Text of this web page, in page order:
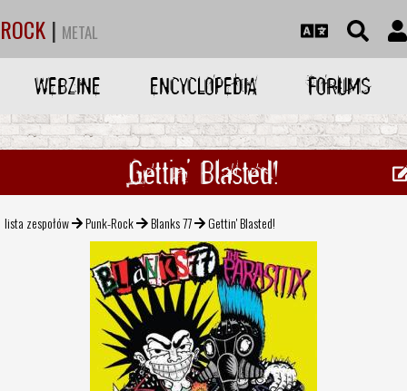
ROCK | METAL
WEBZINE ENCYCLOPEDIA FORUMS
Gettin' Blasted!
lista zespołów Punk-Rock Blanks 77 Gettin' Blasted!